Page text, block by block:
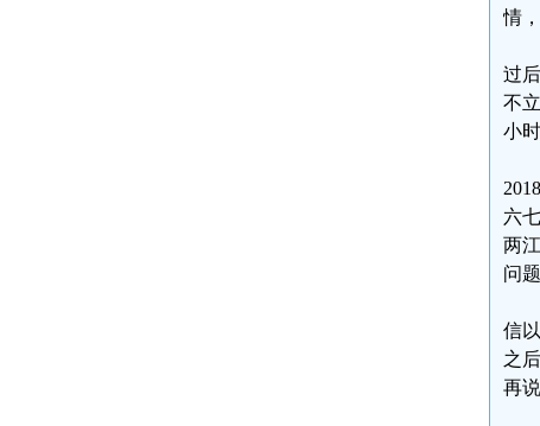
情
过
不
小
六
两
问题
信
之
再说